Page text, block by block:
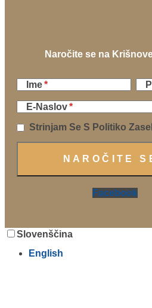
Naročite se na
Ime
E-Naslov
Strinjam Se S Politiko
Facebook
Slovenščina
English